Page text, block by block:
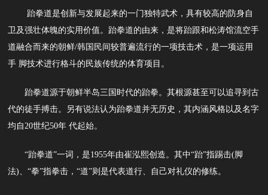
跆拳道是创新与发展起来的一门独特武术，具有较高的防身自
卫及强壮体魄的实用价值。跆拳道的由来，是将跆跟和松涛馆流空手
道融合而来的朝鲜/韩国民间较普遍流行的一项技击术，是一项运用
手 脚技术进行格斗的民族传统的体育项目。
跆拳道源于朝鲜半岛三国时代的跆拳。其根源甚至可以追寻到古
代的徒手搏击。另有说法认为跆拳道并无历史，其内涵风格以及名字
均自20世纪50年 代起始。
“跆拳道”一词，是1955年由崔泓熙创造。其中“跆”指踢击(脚
法)、“拳”指拳击，“道”则是代表道行、自己对礼仪的修练。